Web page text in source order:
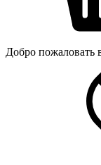
Добро пожаловать